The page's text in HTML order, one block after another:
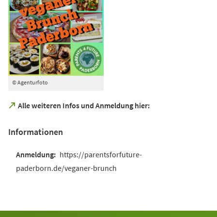
© Agenturfoto
Alle weiteren Infos und Anmeldung hier:
(Öffnet
neuen
Informationen
https://parentsforfuture-
paderborn.de/veganer-brunch